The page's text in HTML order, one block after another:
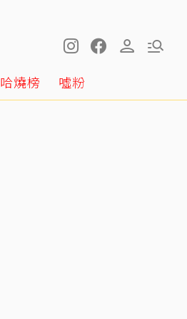
哈燒榜 噓粉